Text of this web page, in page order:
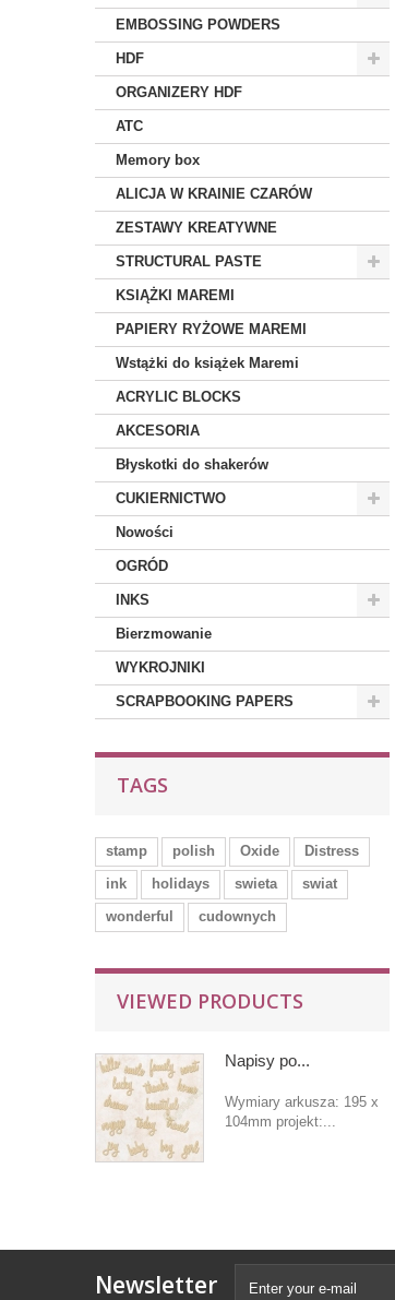
EMBOSSING POWDERS
HDF
ORGANIZERY HDF
ATC
Memory box
ALICJA W KRAINIE CZARÓW
ZESTAWY KREATYWNE
STRUCTURAL PASTE
KSIĄŻKI MAREMI
PAPIERY RYŻOWE MAREMI
Wstążki do książek Maremi
ACRYLIC BLOCKS
AKCESORIA
Błyskotki do shakerów
CUKIERNICTWO
Nowości
OGRÓD
INKS
Bierzmowanie
WYKROJNIKI
SCRAPBOOKING PAPERS
TAGS
stamp polish Oxide
Distress
ink
holidays swieta
swiat
wonderful
cudownych
VIEWED PRODUCTS
Napisy po...
Wymiary arkusza: 195 x
104mm projekt:...
Newsletter